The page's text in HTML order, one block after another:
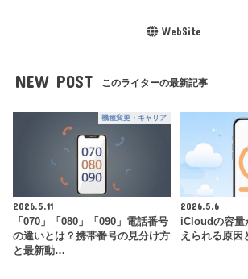
WebSite
NEW POST このライターの最新記事
機種変更・キャリア
2026.5.11
「070」「080」「090」電話番号
の違いとは？携帯番号の見分け方
と最新動…
2026.5.6
iCloudの容
えられる原因